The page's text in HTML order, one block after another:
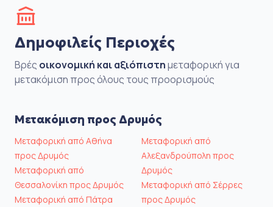
Δημοφιλείς Περιοχές
Βρές οικονομική και αξιόπιστημεταφορική για
μετακόμιση προς όλους τους προορισμούς
Μετακόμιση προς Δρυμός
Μεταφορική από Αθήνα
προς Δρυμός
Μεταφορική από
Θεσσαλονίκη προς Δρυμός
Μεταφορική από Πάτρα
Μεταφορική από
Αλεξανδρούπολη προς
Δρυμός
Μεταφορική από Σέρρες
προς Δρυμός